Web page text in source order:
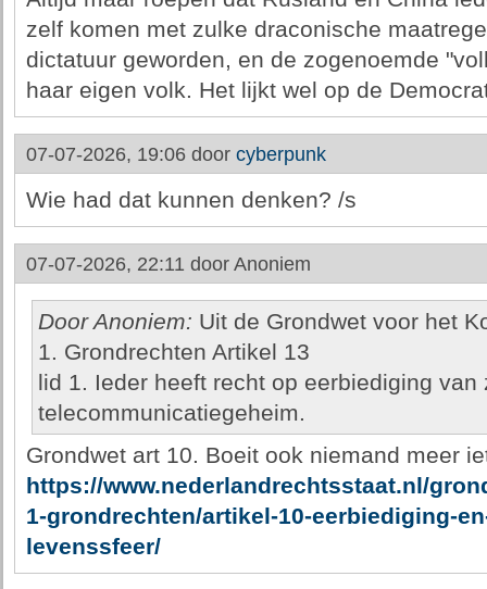
zelf komen met zulke draconische
dictatuur geworden, en de zogenoemde
haar eigen volk. Het lijkt wel op de
07-07-2026, 19:06 door cyberpunk
Wie had dat kunnen denken? /s
07-07-2026, 22:11 door Anoniem
Door Anoniem: Uit de Grondwet voor het
1. Grondrechten Artikel 13
lid 1. Ieder heeft recht op eerbiediging van
telecommunicatiegeheim.
Grondwet art 10. Boeit ook niemand meer
https://www.nederlandrechtsstaat.nl/
1-grondrechten/artikel-10-eerbiediging-
levenssfeer/